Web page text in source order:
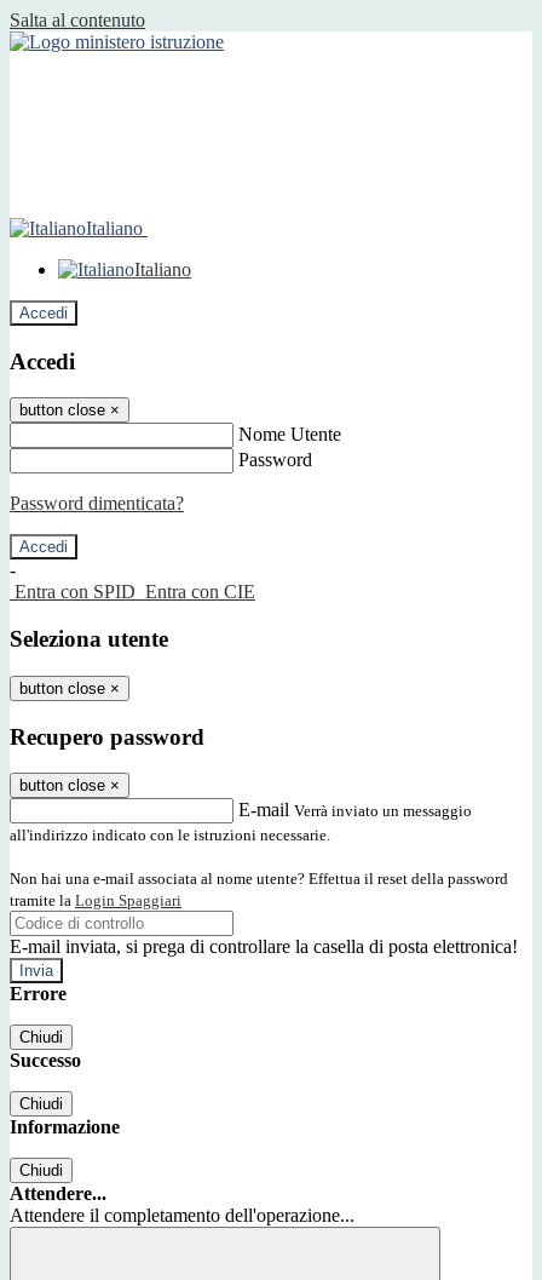
Salta al contenuto
Italiano
Italiano
Accedi
Accedi
button close ×
Nome Utente
Password
Password dimenticata?
-
Entra con SPID Entra con CIE
Seleziona utente
button close ×
Recupero password
button close ×
E-mail Verrà inviato un messaggio
all'indirizzo indicato con le istruzioni necessarie.
Non hai una e-mail associata al nome utente? Effettua il reset della password
tramite la Login Spaggiari
E-mail inviata, si prega di controllare la casella di posta elettronica!
Errore
Chiudi
Successo
Chiudi
Informazione
Chiudi
Attendere...
Attendere il completamento dell'operazione...